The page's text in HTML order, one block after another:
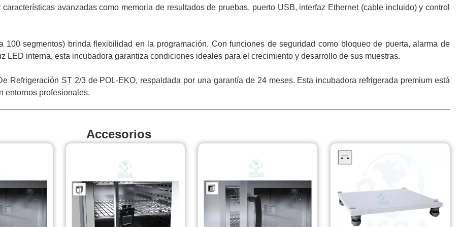
avanzadas como memoria de resultados de pruebas, puerto USB, interfaz Ethernet (cable incluido) y control
100 segmentos) brinda flexibilidad en la programación. Con funciones de seguridad como bloqueo de puerta, alarma de
LED interna, esta incubadora garantiza condiciones ideales para el crecimiento y desarrollo de sus muestras.
Refrigeración ST 2/3 de POL-EKO, respaldada por una garantía de 24 meses. Esta incubadora refrigerada premium está
entornos profesionales.
Accesorios